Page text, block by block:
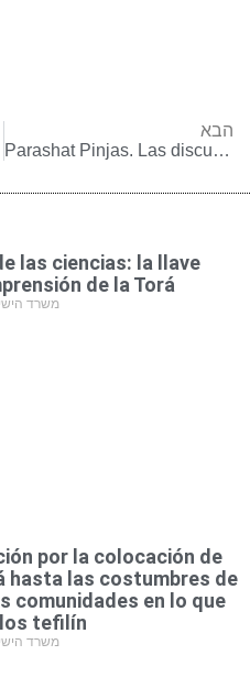
הבא
Parashat Pinjas. Las discusiones que surgieron en torno al Rabino Moshé Fainstein en virtud de sus autorizaciones halájicas
las ciencias: la llave
de la Torá
משרד
por la colocación de
hasta las costumbres de
comunidades en lo que
tefilín
משרד